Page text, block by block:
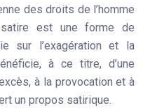
des droits de l’homme
est une forme de
sur l’exagération et la
à ce titre, d’une
à la provocation et à
un propos satirique.